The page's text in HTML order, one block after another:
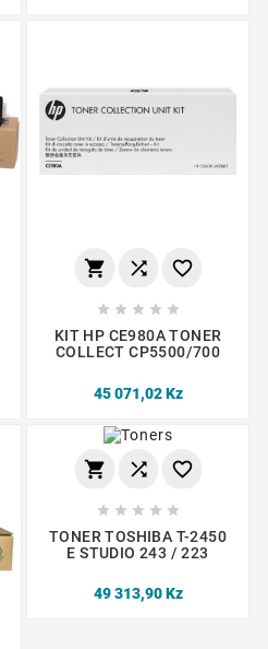
  
    
KIT HP CE980A TONER
COLLECT CP5500/700
45 071,02 Kz
  
    
TONER TOSHIBA T-2450
E STUDIO 243 / 223
49 313,90 Kz